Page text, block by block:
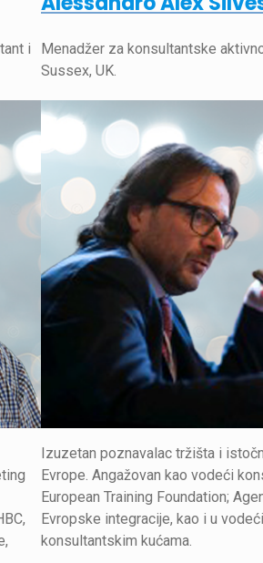
i
Menadžer za konsultantske
Sussex, UK.
Izuzetan poznavalac tržišta i
Evrope. Angažovan kao vodeći
European Training Foundation;
Evropske integracije, kao i u
konsultantskim kućama.